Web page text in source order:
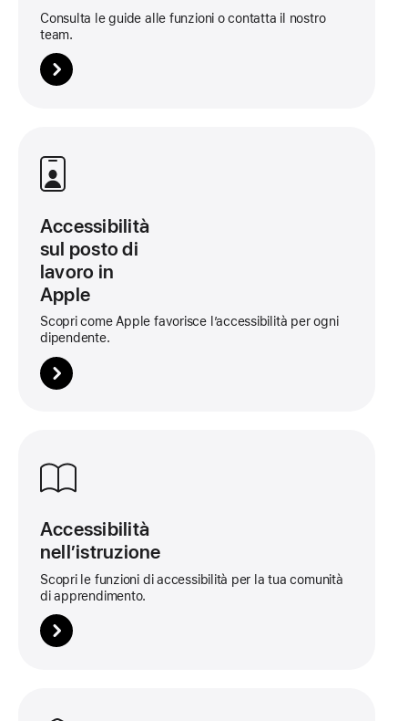
Consulta le guide alle funzioni o contatta il nostro
team.
Accessibilità
sul posto di
lavoro in
Apple
Scopri come Apple favorisce l’accessibilità per ogni
dipendente.
informazioni
scheda
Accessibilità
nell’istruzione
Scopri le funzioni di accessibilità per la tua comunità
di apprendimento.
questa
scheda